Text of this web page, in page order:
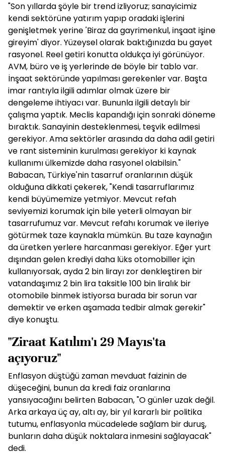
"Son yıllarda şöyle bir trend izliyoruz; sanayicimiz
kendi sektörüne yatırım yapıp oradaki işlerini
genişletmek yerine 'Biraz da gayrimenkul, inşaat işine
gireyim' diyor. Yüzeysel olarak baktığınızda bu gayet
rasyonel. Reel getiri konutta oldukça iyi görünüyor.
AVM, büro ve iş yerlerinde de böyle bir tablo var.
İnşaat sektöründe yapılması gerekenler var. Başta
imar rantıyla ilgili adımlar olmak üzere bir
dengeleme ihtiyacı var. Bununla ilgili detaylı bir
çalışma yaptık. Meclis kapandığı için sonraki döneme
bıraktık. Sanayinin desteklenmesi, teşvik edilmesi
gerekiyor. Ama sektörler arasında da daha adil getiri
ve rant sisteminin kurulması gerekiyor ki kaynak
kullanımı ülkemizde daha rasyonel olabilsin."
Babacan, Türkiye'nin tasarruf oranlarının düşük
olduğuna dikkati çekerek, "Kendi tasarruflarımız
kendi büyümemize yetmiyor. Mevcut refah
seviyemizi korumak için bile yeterli olmayan bir
tasarrufumuz var. Mevcut refahı korumak ve ileriye
götürmek taze kaynakla mümkün. Bu taze kaynağın
da üretken yerlere harcanması gerekiyor. Eğer yurt
dışından gelen krediyi daha lüks otomobiller için
kullanıyorsak, ayda 2 bin lirayı zor denkleştiren bir
vatandaşımız 2 bin lira taksitle 100 bin liralık bir
otomobile binmek istiyorsa burada bir sorun var
demektir ve erken aşamada tedbir almak gerekir"
diye konuştu.
"Ziraat Katılım'ı 29 Mayıs'ta
açıyoruz"
Enflasyon düştüğü zaman mevduat faizinin de
düşeceğini, bunun da kredi faiz oranlarına
yansıyacağını belirten Babacan, "O günler uzak değil.
Arka arkaya üç ay, altı ay, bir yıl kararlı bir politika
tutumu, enflasyonla mücadelede sağlam bir duruş,
bunların daha düşük noktalara inmesini sağlayacak"
dedi.